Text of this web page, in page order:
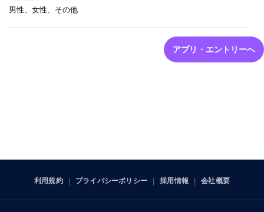
男性、女性、その他
アプリ・エントリーへ
利用規約 プライバシーポリシー 採用情報 会社概要